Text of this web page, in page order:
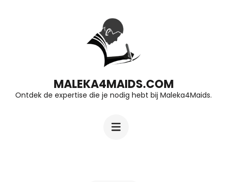
Enter)
MALEKA4MAIDS.COM
Ontdek de expertise die je nodig hebt bij Maleka4Maids.